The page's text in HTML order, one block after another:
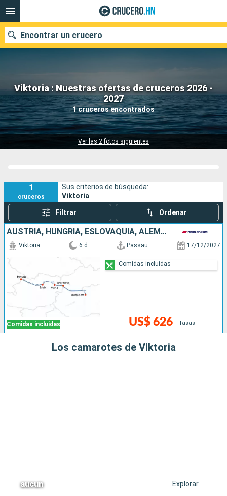
Viktoria : Nuestras ofertas de cruceros 2026 -
2027
1 cruceros encontrados
Ver las 2 fotos siguientes
Encontrar un crucero
Nuestros destinos
Fecha de salida
1
cruceros
Sus criterios de búsqueda:
Viktoria
Filtrar Ordenar
AUSTRIA, HUNGRÍA, ESLOVAQUIA, ALEMANIA
Comidas incluidas
Viktoria 6 d Passau 17/12/2027
US$ 626 +Tasas
Comidas incluidas
Los camarotes de Viktoria
aucun Explorar